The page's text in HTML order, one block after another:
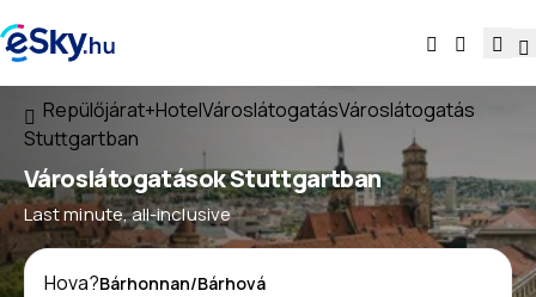
Repülőjárat+HotelVároslátogatásVároslátogatás
Stuttgartban
Városlátogatások Stuttgartban
Last minute, all-inclusive
Hova?